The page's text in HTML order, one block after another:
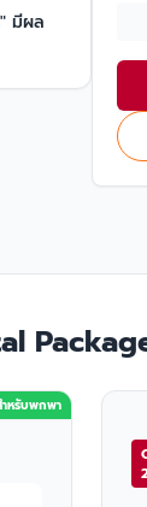
มีผล
ำหรับพกพา